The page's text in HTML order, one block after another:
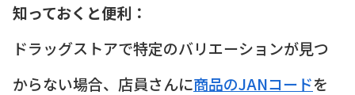
知っておくと便利：
ドラッグストアで特定のバリエーションが見つ
からない場合、店員さんに商品のJANコードを